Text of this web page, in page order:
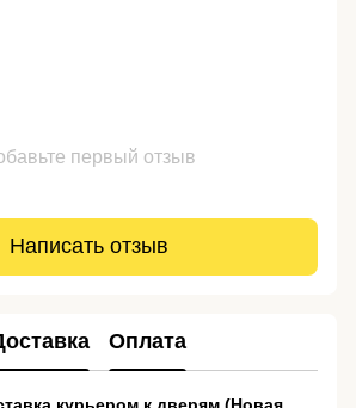
первый отзыв
Написать отзыв
Оплата
курьером к дверям (Новая